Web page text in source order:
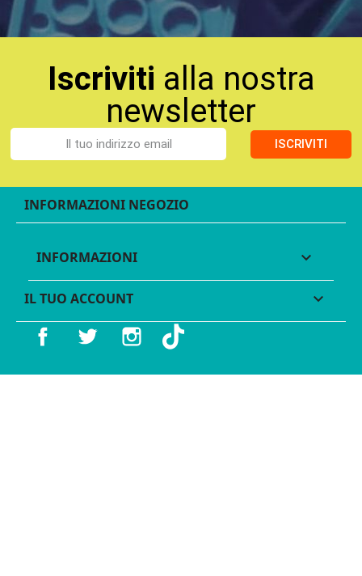
Iscriviti alla nostra
newsletter
ISCRIVITI
INFORMAZIONI NEGOZIO
INFORMAZIONI 
IL TUO ACCOUNT 
Facebook Twitter Instagram